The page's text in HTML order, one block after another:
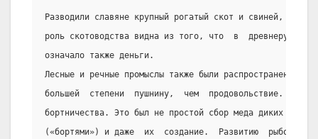
Разводили славяне крупный рогатый скот и свиней,  а
роль скотоводства видна из того, что  в
означало также деньги.
Лесные и речные промыслы также были распространены у
большей  степени  пушнину,  чем  продовольствие.  Мед
бортничества. Это был не простой сбор меда диких
(«бортями») и даже  их  создание.  Развитию